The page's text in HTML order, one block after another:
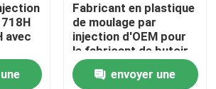
mécanique sous pression
avec
Fabricant en plastique
de moulage par
injection d'OEM pour
le fabricant de butoir
de voiture
envoyer une